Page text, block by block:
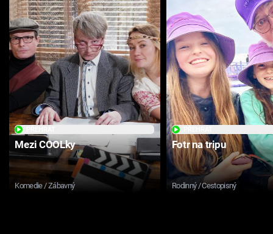
Mezi COOLky
Komedie / Zábavný
Fotr na tripu
Rodinný / Cestopisný